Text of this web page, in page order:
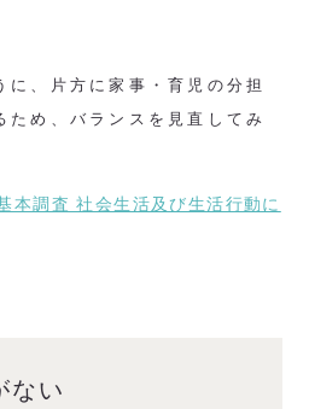
に、片方に家事・育児の分担
ため、バランスを見直してみ
本調査 社会生活及び生活行動に
ない